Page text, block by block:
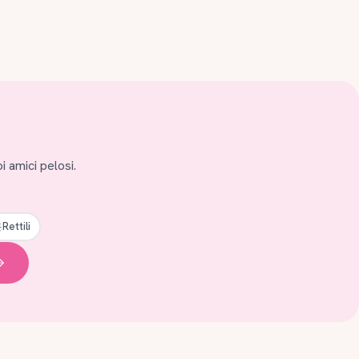
amici pelosi.
Rettili